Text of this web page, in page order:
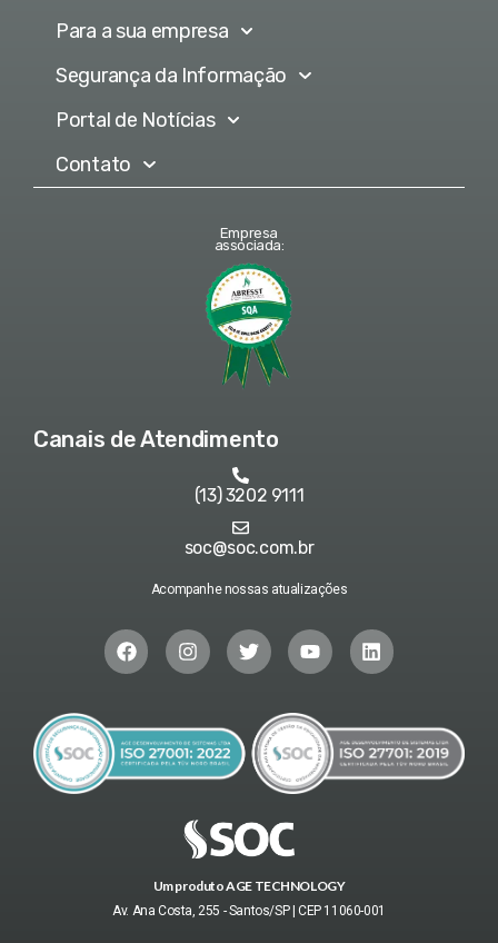
Para a sua empresa
Segurança da Informação
Portal de Notícias
Contato
Empresa
associada:
Canais de Atendimento
(13) 3202 9111
soc@soc.com.br
Acompanhe nossas atualizações
Um produto AGE TECHNOLOGY
Av. Ana Costa, 255 - Santos/SP | CEP 11060-001